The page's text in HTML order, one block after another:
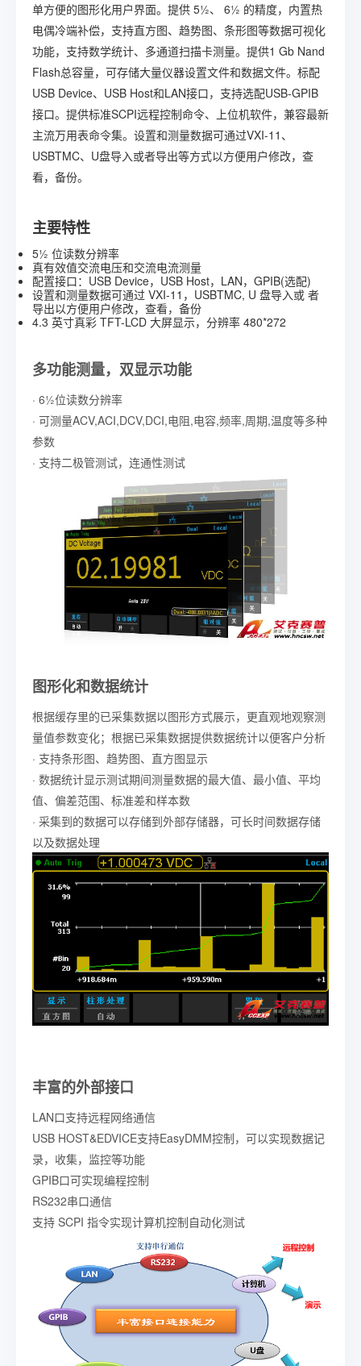
单方便的图形化用户界面。提供 5½、 6½ 的精度，内置热
电偶冷端补偿，支持直方图、趋势图、条形图等数据可视化
功能，支持数学统计、多通道扫描卡测量。提供1 Gb Nand
Flash总容量，可存储大量仪器设置文件和数据文件。标配
USB Device、USB Host和LAN接口，支持选配USB-GPIB
接口。提供标准SCPI远程控制命令、上位机软件，兼容最新
主流万用表命令集。设置和测量数据可通过VXI-11、
USBTMC、U盘导入或者导出等方式以方便用户修改，查
看，备份。
主要特性
5½ 位读数分辨率
真有效值交流电压和交流电流测量
配置接口：USB Device，USB Host，LAN，GPIB(选配)
设置和测量数据可通过 VXI-11，USBTMC, U 盘导入或 者
导出以方便用户修改，查看，备份
4.3 英寸真彩 TFT-LCD 大屏显示，分辨率 480*272
多功能测量，双显示功能
· 6½位读数分辨率
· 可测量ACV,ACI,DCV,DCI,电阻,电容,频率,周期,温度等多种
参数
· 支持二极管测试，连通性测试
图形化和数据统计
根据缓存里的已采集数据以图形方式展示，更直观地观察测
量值参数变化；根据已采集数据提供数据统计以便客户分析
· 支持条形图、趋势图、直方图显示
· 数据统计显示测试期间测量数据的最大值、最小值、平均
值、偏差范围、标准差和样本数
· 采集到的数据可以存储到外部存储器，可长时间数据存储
以及数据处理
丰富的外部接口
LAN口支持远程网络通信
USB HOST&EDVICE支持EasyDMM控制，可以实现数据记
录，收集，监控等功能
GPIB口可实现编程控制
RS232串口通信
支持 SCPI 指令实现计算机控制自动化测试